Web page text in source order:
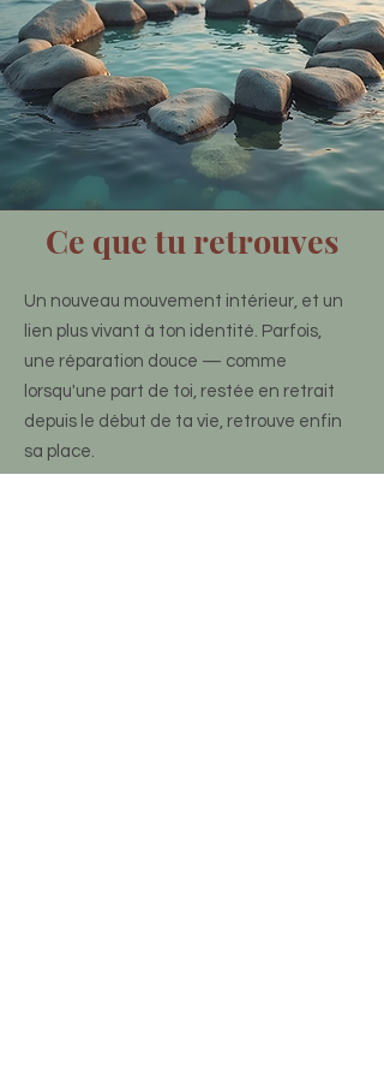
Ce que tu retrouves
Un nouveau mouvement intérieur, et un
lien plus vivant à ton identité. Parfois,
une réparation douce — comme
lorsqu'une part de toi, restée en retrait
depuis le début de ta vie, retrouve enfin
sa place.